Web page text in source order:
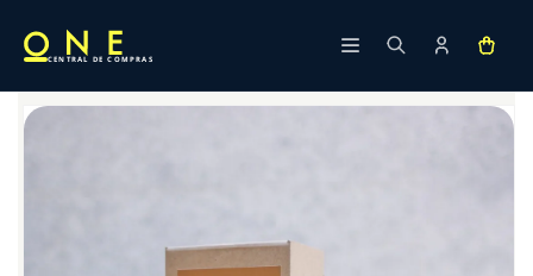
directamente
al contenido
CENTRAL DE COMPRAS
directamente
a la